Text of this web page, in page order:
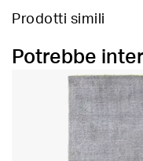
Prodotti simili
Potrebbe